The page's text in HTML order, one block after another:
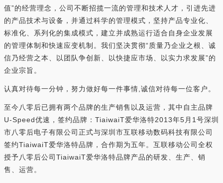
值”的经营理念，公司不断招揽一流的管理和技术人才，引进先进
的产品技术与设备，并通过科学的管理模式，坚持产品专业化、
标准化、系列化的集成模式，建立并成熟运行适合自身企业发展
的管理体制和快速应变机制。我们坚决贯彻“质量乃企业之根、诚
信乃经营之本、以团队争创新、以快捷应市场、以实力求发展”的
企业宗旨。
认真对待每一分钟，努力做好每一件事情,诚信对待每一位客户。
至今八零后已拥有两个品牌的生产销售以及运营，其中自主品牌
U-Speed优速，签约品牌：TiaiwaiT爱华洛特2013年5月1号深圳
市八零后电子有限公司正式与深圳市互联移动数码科技有限公司
签约TiaiwaiT爱华洛特品牌，合作期为五年。互联移动公司全权
授予八零后公司TiaiwaiT爱华洛特品牌产品的研发、生产、销
售、运营。